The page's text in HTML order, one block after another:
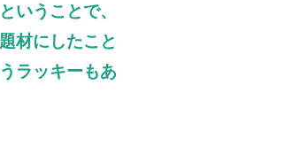
いうことで、
材にしたこと
ラッキーもあ